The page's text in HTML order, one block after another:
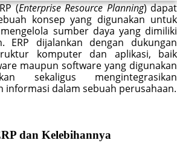
(Enterprise Resource Planning) dapat
konsep yang digunakan untuk
sumber daya yang dimiliki
ERP dijalankan dengan dukungan
komputer dan aplikasi, baik
maupun software yang digunakan
sekaligus mengintegrasikan
informasi dalam sebuah perusahaan.
dan Kelebihannya